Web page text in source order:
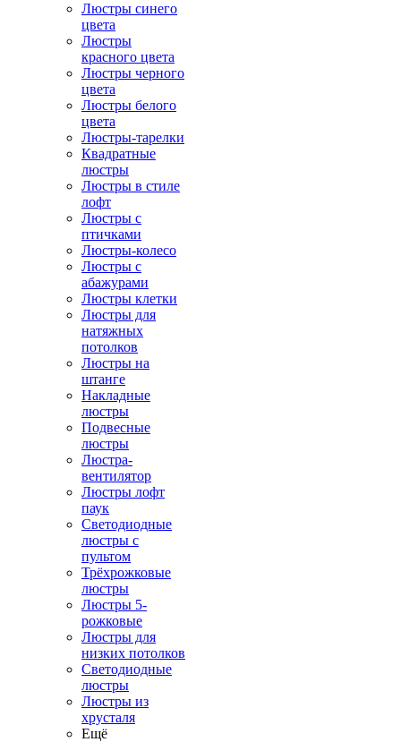
Люстры синего
цвета
Люстры
красного цвета
Люстры черного
цвета
Люстры белого
цвета
Люстры-тарелки
Квадратные
люстры
Люстры в стиле
лофт
Люстры с
птичками
Люстры-колесо
Люстры с
абажурами
Люстры клетки
Люстры для
натяжных
потолков
Люстры на
штанге
Накладные
люстры
Подвесные
люстры
Люстра-
вентилятор
Люстры лофт
паук
Светодиодные
люстры с
пультом
Трёхрожковые
люстры
Люстры 5-
рожковые
Люстры для
низких потолков
Cветодиодные
люстры
Люстры из
хрусталя
Ещё